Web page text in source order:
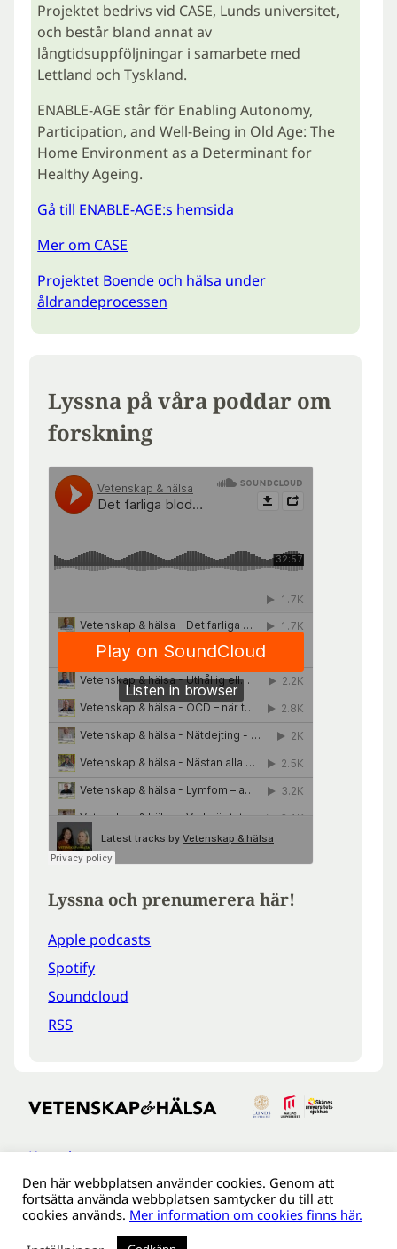
Projektet bedrivs vid CASE, Lunds universitet,
och består bland annat av
långtidsuppföljningar i samarbete med
Lettland och Tyskland.
ENABLE-AGE står för Enabling Autonomy,
Participation, and Well-Being in Old Age: The
Home Environment as a Determinant for
Healthy Ageing.
Gå till ENABLE-AGE:s hemsida
Mer om CASE
Projektet Boende och hälsa under
åldrandeprocessen
Lyssna på våra poddar om
forskning
Lyssna och prenumerera här!
Apple podcasts
Spotify
Soundcloud
RSS
Kontakt
Tillgänglighetsredogöreldse
Om webbplatsen
Behandling av personuppgifter
Den här webbplatsen använder cookies. Genom att
fortsätta använda webbplatsen samtycker du till att
cookies används. Mer information om cookies finns här.